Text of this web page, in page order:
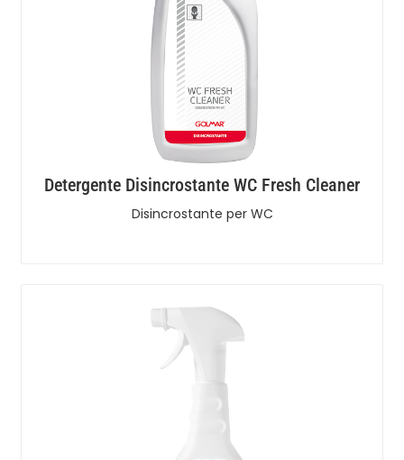
Detergente Disincrostante WC Fresh Cleaner
Disincrostante per WC